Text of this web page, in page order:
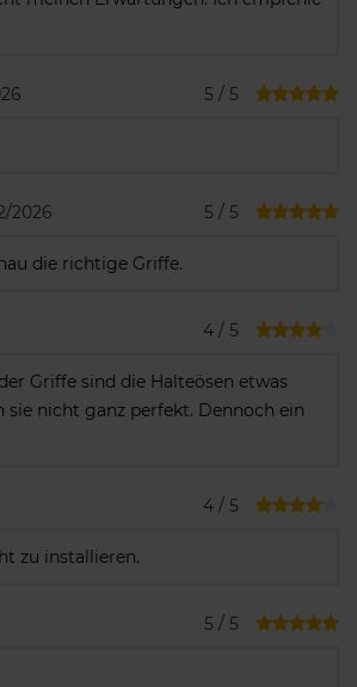
5 / 5
2026 5 / 5
die richtige Griffe.
4 / 5
Griffe sind die Halteösen etwas
sie nicht ganz perfekt. Dennoch ein
4 / 5
zu installieren.
5 / 5